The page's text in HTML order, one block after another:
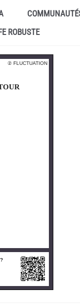
ROBUSTE
② FLUCTUATION